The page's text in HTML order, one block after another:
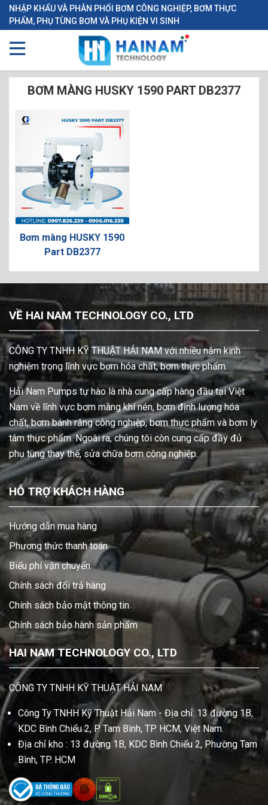
NHẬP KHẨU VÀ PHÂN PHỐI BƠM CÔNG NGHIỆP, BƠM THỰC
PHẨM, PHỤ TÙNG BƠM VÀ PHỤ KIỆN VI SINH
BƠM MÀNG HUSKY 1590 PART DB2377
Bơm màng HUSKY 1590
Part DB2377
VỀ HAI NAM TECHNOLOGY CO., LTD
CÔNG TY TNHH KỸ THUẬT HẢI NAM với nhiều năm kinh
nghiệm trong lĩnh vực bơm hóa chất, bơm thực phẩm.
Hải Nam Pumps tự hào là nhà cung cấp hàng đầu tại Việt
Nam về lĩnh vực bơm màng khí nén, bơm định lượng hóa
chất, bơm bánh răng công nghiệp, bơm thực phẩm và bơm ly
tâm thực phẩm. Ngoài ra, chúng tôi còn cung cấp đầy đủ
phụ tùng thay thế, sửa chữa bơm công nghiệp.
HỖ TRỢ KHÁCH HÀNG
Hướng dẫn mua hàng
Phương thức thanh toán
Biểu phí vận chuyển
Chính sách đổi trả hàng
Chính sách bảo mật thông tin
Chính sách bảo hành sản phẩm
HAI NAM TECHNOLOGY CO., LTD
CÔNG TY TNHH KỸ THUẬT HẢI NAM
Công Ty TNHH Kỹ Thuật Hải Nam - Địa chỉ: 13 đường 1B,
KDC Bình Chiểu 2, P. Tam Bình, TP. HCM, Việt Nam.
Địa chỉ kho : 13 đường 1B, KDC Bình Chiểu 2, Phường Tam
Bình, TP. HCM